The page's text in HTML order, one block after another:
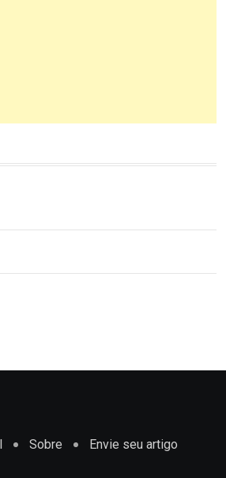
Sobre Envie seu artigo